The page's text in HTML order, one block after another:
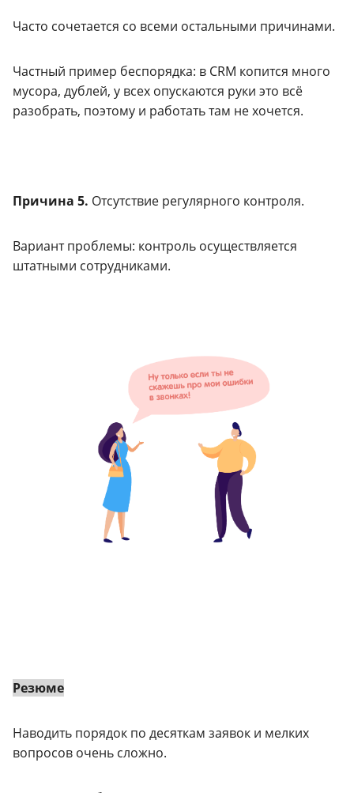
Часто сочетается со всеми остальными причинами.
Частный пример беспорядка: в CRM копится много
мусора, дублей, у всех опускаются руки это всё
разобрать, поэтому и работать там не хочется.
Причина 5. Отсутствие регулярного контроля.
Вариант проблемы: контроль осуществляется
штатными сотрудниками.
Резюме
Наводить порядок по десяткам заявок и мелких
вопросов очень сложно.